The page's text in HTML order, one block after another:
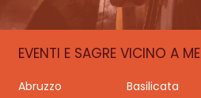
EVENTI E SAGRE VICINO A ME
Abruzzo Basilicata